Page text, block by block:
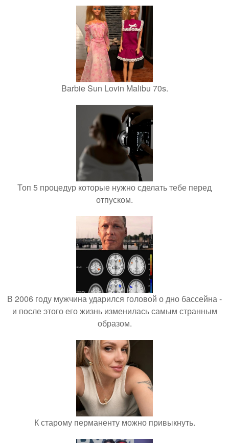
Barbie Sun Lovin Malibu 70s.
Топ 5 процедур которые нужно сделать тебе перед
отпуском.
В 2006 году мужчина ударился головой о дно бассейна -
и после этого его жизнь изменилась самым странным
образом.
К старому перманенту можно привыкнуть.